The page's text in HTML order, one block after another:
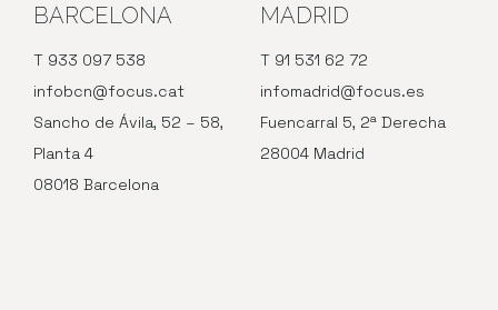
BARCELONA
T 933 097 538
infobcn@focus.cat
Sancho de Ávila, 52 – 58,
Planta 4
08018 Barcelona
MADRID
T 91 531 62 72
infomadrid@focus.es
Fuencarral 5, 2ª Derecha
28004 Madrid